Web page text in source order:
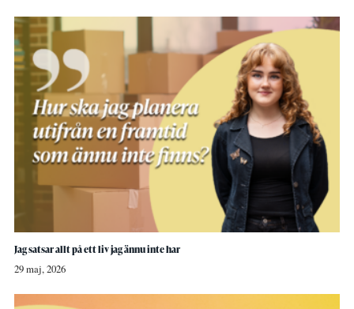
Jag satsar allt på ett liv jag ännu inte har
29 maj, 2026